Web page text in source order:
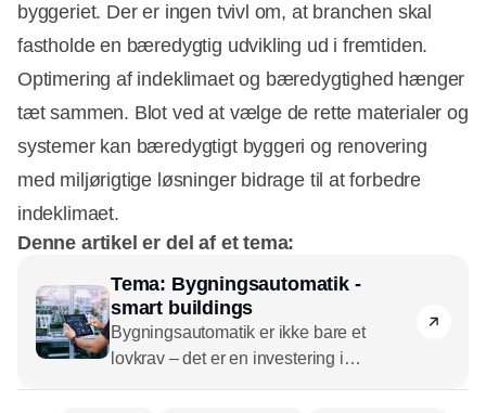
byggeriet. Der er ingen tvivl om, at branchen skal
fastholde en bæredygtig udvikling ud i fremtiden.
Optimering af indeklimaet og bæredygtighed hænger
tæt sammen. Blot ved at vælge de rette materialer og
systemer kan bæredygtigt byggeri og renovering
med miljørigtige løsninger bidrage til at forbedre
indeklimaet.
Denne artikel er del af et tema:
Tema: Bygningsautomatik -
smart buildings
Bygningsautomatik er ikke bare et
lovkrav – det er en investering i